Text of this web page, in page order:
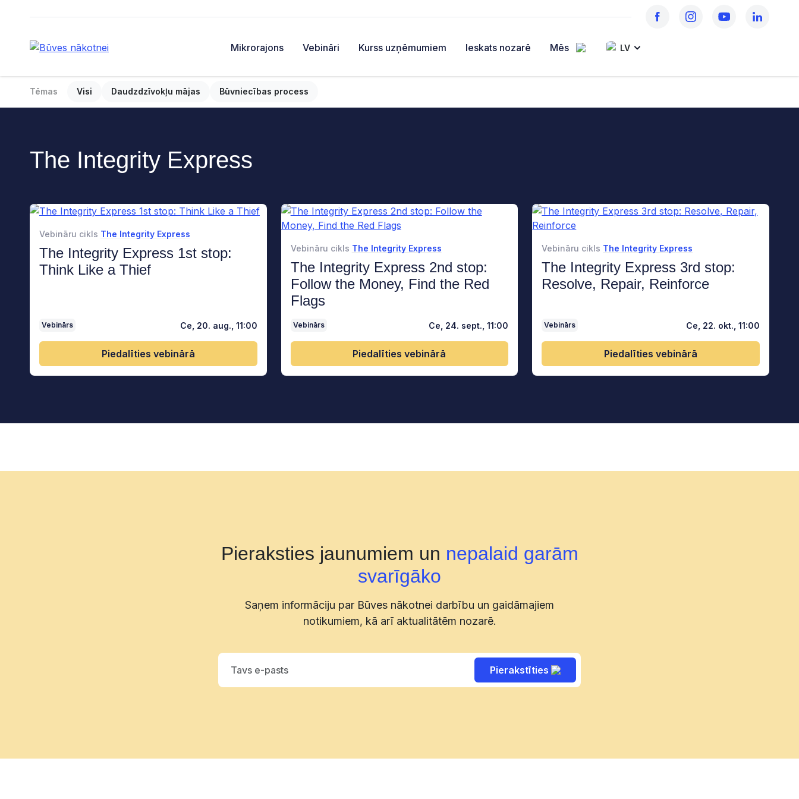
Mikrorajons Vebināri Kurss uzņēmumiem Ieskats nozarē Mēs LV
Tēmas Visi Daudzdzīvokļu mājas Būvniecības process
The Integrity Express
Vebināru cikls The Integrity Express
The Integrity Express 1st stop:
Think Like a Thief
Vebinārs Ce, 20. aug., 11:00
Piedalīties vebinārā
Vebināru cikls The Integrity Express
The Integrity Express 2nd stop:
Follow the Money, Find the Red
Flags
Vebinārs Ce, 24. sept., 11:00
Piedalīties vebinārā
Vebināru cikls The Integrity Express
The Integrity Express 3rd stop:
Resolve, Repair, Reinforce
Vebinārs Ce, 22. okt., 11:00
Piedalīties vebinārā
Pieraksties jaunumiem un nepalaid garām
svarīgāko
Saņem informāciju par Būves nākotnei darbību un gaidāmajiem
notikumiem, kā arī aktualitātēm nozarē.
Pierakstīties